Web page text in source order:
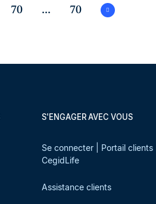
70 ... 70
S'ENGAGER AVEC VOUS
Se connecter | Portail clients
CegidLife
Assistance clients